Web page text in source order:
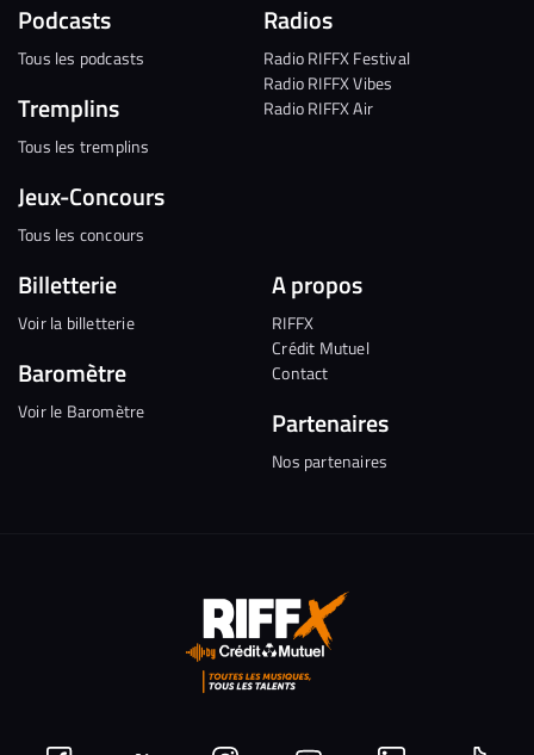
Podcasts
Tous les podcasts
Tremplins
Tous les tremplins
Jeux-Concours
Tous les concours
Radios
Radio RIFFX Festival
Radio RIFFX Vibes
Radio RIFFX Air
Billetterie
Voir la billetterie
Baromètre
Voir le Baromètre
A propos
RIFFX
Crédit Mutuel
Contact
Partenaires
Nos partenaires